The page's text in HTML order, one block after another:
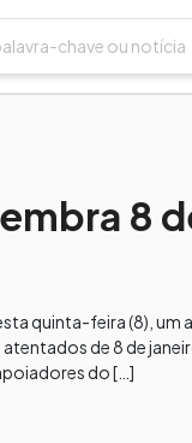
8
quinta-feira (8),
de 8 de
do […]